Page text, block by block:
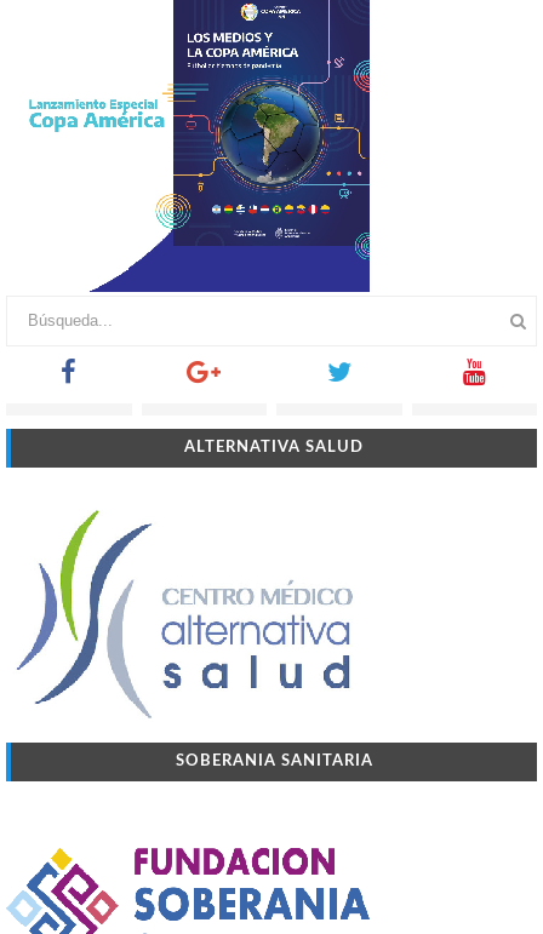
ALTERNATIVA SALUD
SOBERANIA SANITARIA